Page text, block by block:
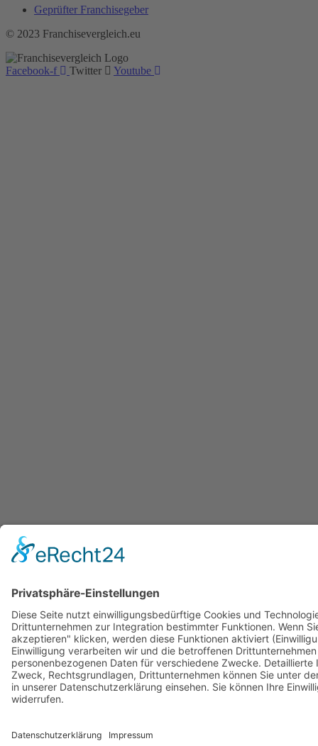
Geprüfter Franchisegeber
© 2023 Franchisevergleich.eu
Facebook-f Twitter Youtube